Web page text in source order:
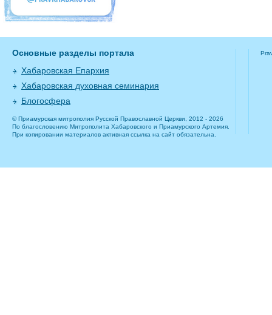
Основные разделы портала
Хабаровская Епархия
Хабаровская духовная семинария
Блогосфера
© Приамурская митрополия Русской Православной Церкви, 2012 - 2026
По благословению Митрополита Хабаровского и Приамурского Артемия.
При копировании материалов активная ссылка на сайт обязательна.